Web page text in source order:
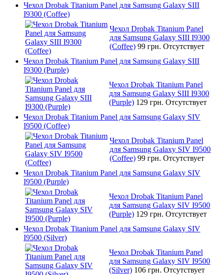
Чехол Drobak Titanium Panel для Samsung Galaxy SIII
I9300 (Coffee)
Чехол Drobak Titanium Panel
для Samsung Galaxy SIII I9300
(Coffee) 99 грн. Отсутствует
Чехол Drobak Titanium Panel для Samsung Galaxy SIII
I9300 (Purple)
Чехол Drobak Titanium Panel
для Samsung Galaxy SIII I9300
(Purple) 129 грн. Отсутствует
Чехол Drobak Titanium Panel для Samsung Galaxy SIV
I9500 (Coffee)
Чехол Drobak Titanium Panel
для Samsung Galaxy SIV I9500
(Coffee) 99 грн. Отсутствует
Чехол Drobak Titanium Panel для Samsung Galaxy SIV
I9500 (Purple)
Чехол Drobak Titanium Panel
для Samsung Galaxy SIV I9500
(Purple) 129 грн. Отсутствует
Чехол Drobak Titanium Panel для Samsung Galaxy SIV
I9500 (Silver)
Чехол Drobak Titanium Panel
для Samsung Galaxy SIV I9500
(Silver) 106 грн. Отсутствует